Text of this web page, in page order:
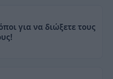
για να διώξετε τους